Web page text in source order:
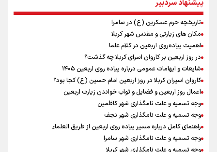
خبرنگاران ایلامی
بازگشت روان دو میلیون و هشتصد هزار زائر اربعین از مرزهای شش‌گانه
چه کسی باید قیمت‌ها را تعیین کند؟
زائران اربعین حسینی در مرز تمرچین
ایران آقای بلامنازع تنگه هرمز
وزیر خارجه مصر: رژیم اسراییل بدون تامین حقوق مشروع مردم فلسطین
امنیت نخواهد داشت
تصاویری از آتش زدن درختان زیتون فلسطینیان به دست صهیونیستها
پیشنهاد سردبیر
تاریخچه حرم عسکرین (ع) در سامرا
مکان های زیارتی و مقدس شهر کربلا
اهمیت پیاده‌روی اربعین در کلام علما
در روز اربعین بر کاروان اسرای کربلا چه گذشت؟
شایعات و ابهامات عمومی درباره پیاده روی اربعین ۱۴۰۵
کاروان اسیران کربلا در روز اربعین امام حسین (ع) کجا بود؟
اعمال روز اربعین و فضایل و ثواب خواندن زیارت اربعین
وجه تسمیه و علت نامگذاری شهر کاظمین
وجه تسمیه و علت نامگذاری شهر نجف
راهنمای کامل درباره مسیر پیاده روی اربعین از طریق العلماء
وجه تسمیه و علت نامگذاری شهر سامرا